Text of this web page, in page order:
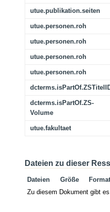
utue.publikation.seiten
utue.personen.roh
utue.personen.roh
utue.personen.roh
utue.personen.roh
dcterms.isPartOf.ZS-
Volume
utue.fakultaet
Dateien zu dieser
Dateien Größe
Format
Zu diesem Dokument gibt